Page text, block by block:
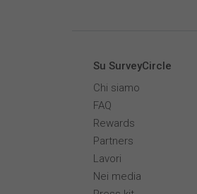
Su SurveyCircle
Chi siamo
FAQ
Rewards
Partners
Lavori
Nei media